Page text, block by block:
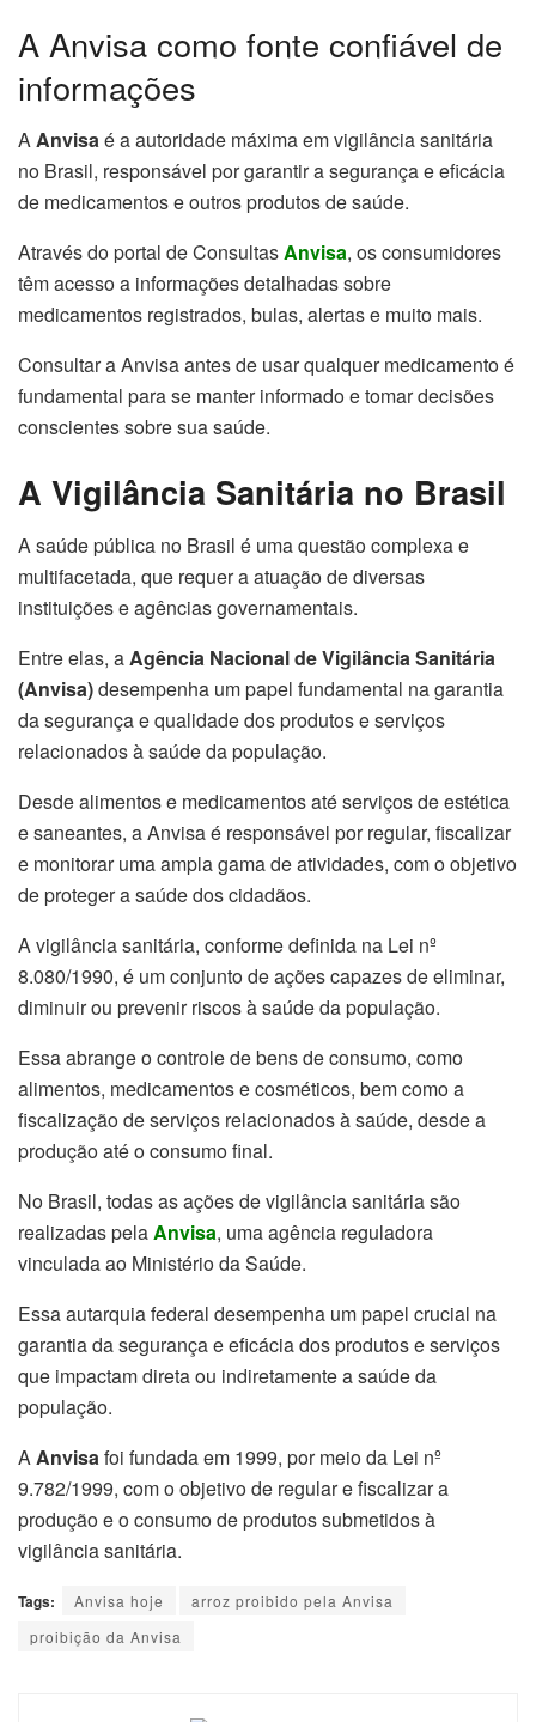
A Anvisa como fonte confiável de
informações
AAnvisaé a autoridade máxima em vigilância sanitária
no Brasil, responsável por garantir a segurança e eficácia
de medicamentos e outros produtos de saúde.
Através do portal de ConsultasAnvisa, os consumidores
têm acesso a informações detalhadas sobre
medicamentos registrados, bulas, alertas e muito mais.
Consultar a Anvisa antes de usar qualquer medicamento é
fundamental para se manter informado e tomar decisões
conscientes sobre sua saúde.
A Vigilância Sanitária no Brasil
A saúde pública no Brasil é uma questão complexa e
multifacetada, que requer a atuação de diversas
instituições e agências governamentais.
Entre elas, aAgência Nacional de Vigilância Sanitária
(Anvisa)desempenha um papel fundamental na garantia
da segurança e qualidade dos produtos e serviços
relacionados à saúde da população.
Desde alimentos e medicamentos até serviços de estética
e saneantes, a Anvisa é responsável por regular, fiscalizar
e monitorar uma ampla gama de atividades, com o objetivo
de proteger a saúde dos cidadãos.
A vigilância sanitária, conforme definida na Lei nº
8.080/1990, é um conjunto de ações capazes de eliminar,
diminuir ou prevenir riscos à saúde da população.
Essa abrange o controle de bens de consumo, como
alimentos, medicamentos e cosméticos, bem como a
fiscalização de serviços relacionados à saúde, desde a
produção até o consumo final.
No Brasil, todas as ações de vigilância sanitária são
realizadas pelaAnvisa, uma agência reguladora
vinculada ao Ministério da Saúde.
Essa autarquia federal desempenha um papel crucial na
garantia da segurança e eficácia dos produtos e serviços
que impactam direta ou indiretamente a saúde da
população.
AAnvisafoi fundada em 1999, por meio da Lei nº
9.782/1999, com o objetivo de regular e fiscalizar a
produção e o consumo de produtos submetidos à
vigilância sanitária.
Tags: Anvisa hoje
arroz proibido pela Anvisa
proibição da Anvisa